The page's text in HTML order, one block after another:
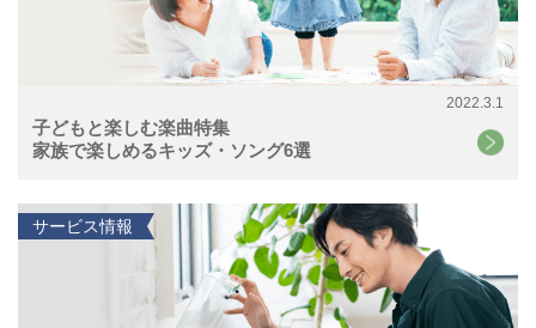
2022.3.1
子どもと楽しむ楽曲特集
家族で楽しめるキッズ・ソング6選
サービス情報